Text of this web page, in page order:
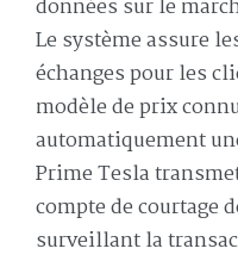
données sur le
Le système assure
échanges pour les
modèle de prix
automatiquement
Prime Tesla
compte de courtage
surveillant la